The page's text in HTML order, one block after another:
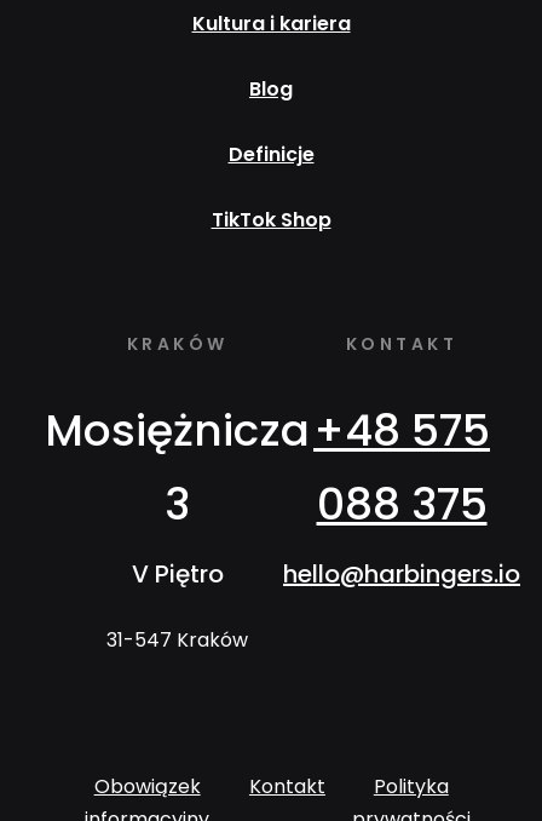
Kultura i kariera
Blog
Definicje
TikTok Shop
KRAKÓW
Mosiężnicza
3
V Piętro
31-547 Kraków
KONTAKT
+48 575
088 375
hello@harbingers.io
Obowiązek
Kontakt
Polityka